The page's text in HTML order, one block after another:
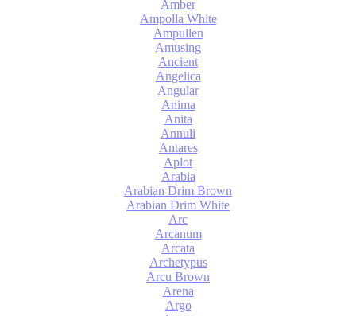
Amber
Ampolla White
Ampullen
Amusing
Ancient
Angelica
Angular
Anima
Anita
Annuli
Antares
Aplot
Arabia
Arabian Drim Brown
Arabian Drim White
Arc
Arcanum
Arcata
Archetypus
Arcu Brown
Arena
Argo